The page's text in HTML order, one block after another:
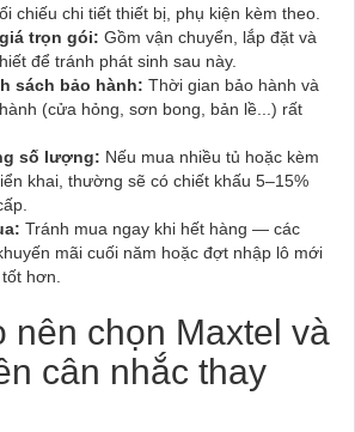
chiếu chi tiết thiết bị, phụ kiện kèm theo.
trọn gói: Gồm vận chuyển, lắp đặt và
để tránh phát sinh sau này.
sách bảo hành: Thời gian bảo hành và
(cửa hỏng, sơn bong, bản lề...) rất
số lượng: Nếu mua nhiều tủ hoặc kèm
khai, thường sẽ có chiết khấu 5–15%
Tránh mua ngay khi hết hàng — các
mãi cuối năm hoặc đợt nhập lô mới
hơn.
nên chọn Maxtel và
cân nhắc thay